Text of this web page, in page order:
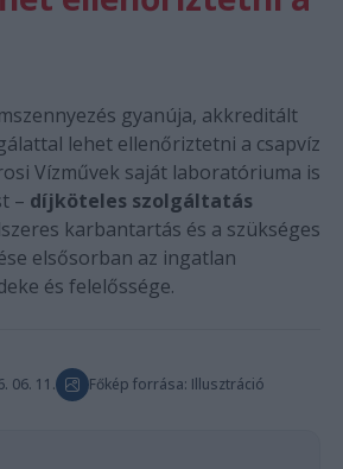
gyanúja, akkreditált
lehet ellenőriztetni a csapvíz
Vízművek saját laboratóriuma is
– díjköteles szolgáltatás
karbantartás és a szükséges
elsősorban az ingatlan
és felelőssége.
06. 11. Főkép forrása: Illusztráció